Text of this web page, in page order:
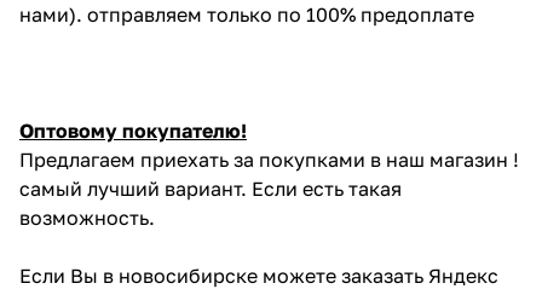
нами). отправляем только по 100% предоплате
Оптовому покупателю!
Предлагаем приехать за покупками в наш магазин !
самый лучший вариант. Если есть такая
возможность.
Если Вы в новосибирске можете заказать Яндекс